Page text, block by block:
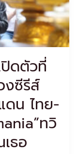
ปิดตัวที่
งซีรีส์
น ไทย-
ทวิ
ธอ